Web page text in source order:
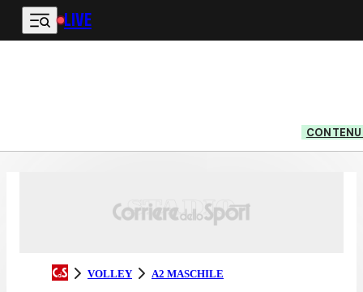
Vai al contenuto principale
LIVE
VOLLEY A2 MASCHILE